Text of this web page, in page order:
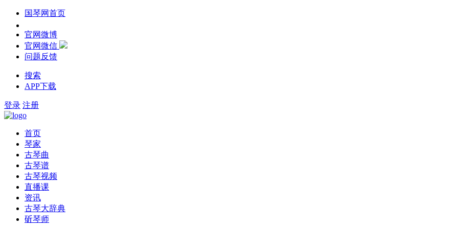
国琴网首页
官网微博
官网微信
问题反馈
搜索
APP下载
登录 注册
首页
琴家
古琴曲
古琴谱
古琴视频
直播课
资讯
古琴大辞典
斫琴师